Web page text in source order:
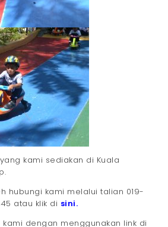
yang kami sediakan di Kuala
hubungi kami melalui talian 019-
atau klik di sini.
dengan menggunakan link di